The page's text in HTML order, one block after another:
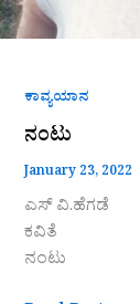
ಕಾವ್ಯಯಾನ
ನಂಟು
January 23, 2022
ಎಸ್ ವಿ.ಹೆಗಡೆ
ಕವಿತೆ
ನಂಟು